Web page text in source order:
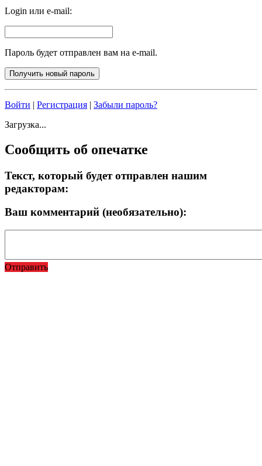
Login или e-mail:
Пароль будет отправлен вам на e-mail.
Войти | Регистрация | Забыли пароль?
Загрузка...
Сообщить об опечатке
Текст, который будет отправлен нашим
редакторам:
Ваш комментарий (необязательно):
Отправить